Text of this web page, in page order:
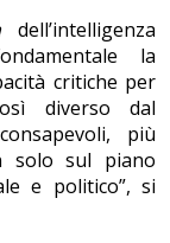
dell’intelligenza
la
critiche per
diverso dal
più
solo sul piano
e politico”, si